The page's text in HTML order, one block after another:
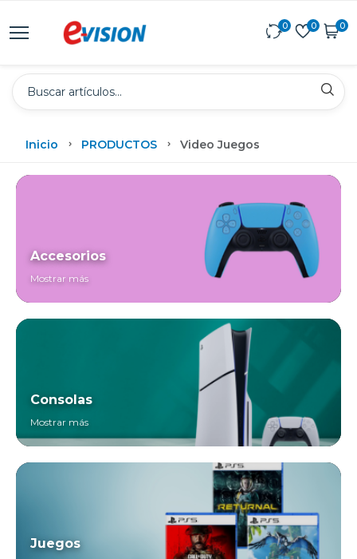
0 0 0
Inicio PRODUCTOS Video Juegos
Accesorios
Mostrar más
Consolas
Mostrar más
Juegos